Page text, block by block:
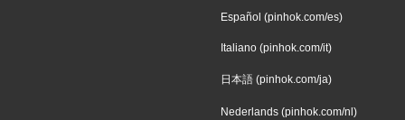
Español (pinhok.com/es)
Italiano (pinhok.com/it)
日本語 (pinhok.com/ja)
Nederlands (pinhok.com/nl)